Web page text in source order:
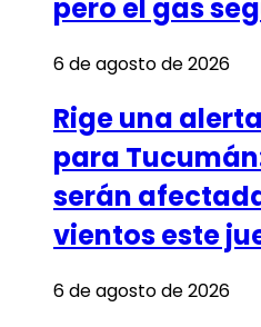
pero el gas
6 de agosto de 2026
Rige una
para
serán
vientos este
6 de agosto de 2026